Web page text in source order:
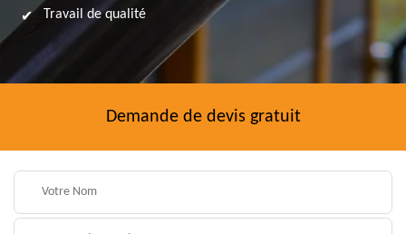
Travail de qualité
Demande de devis gratuit